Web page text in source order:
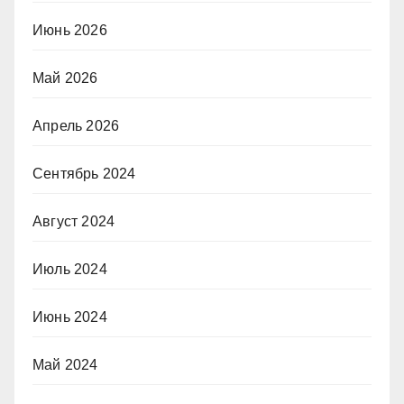
Июнь 2026
Май 2026
Апрель 2026
Сентябрь 2024
Август 2024
Июль 2024
Июнь 2024
Май 2024